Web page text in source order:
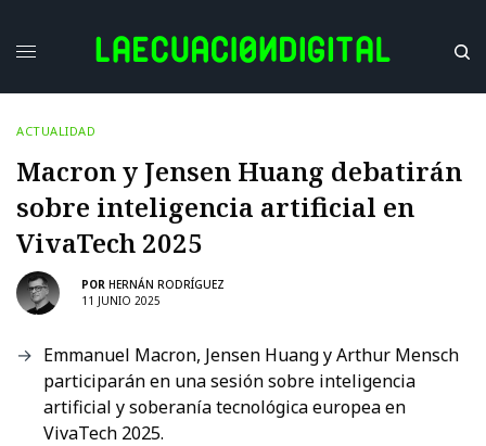
ACTUALIDAD
Macron y Jensen Huang debatirán
sobre inteligencia artificial en
VivaTech 2025
POR HERNÁN RODRÍGUEZ
11 JUNIO 2025
Emmanuel Macron, Jensen Huang y Arthur Mensch
participarán en una sesión sobre inteligencia
artificial y soberanía tecnológica europea en
VivaTech 2025.